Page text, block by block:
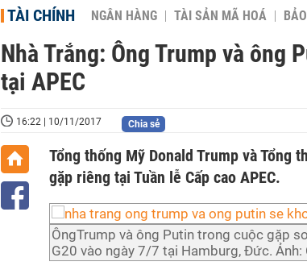
TÀI CHÍNH NGÂN HÀNG TÀI SẢN MÃ HOÁ
Nhà Trắng: Ông Trump và ông
tại APEC
16:22 | 10/11/2017 Chia sẻ
Tổng thống Mỹ Donald Trump và Tổng
gặp riêng tại Tuần lễ Cấp cao APEC.
ÔngTrump và ông Putin trong cuộc gặp
G20 vào ngày 7/7 tại Hamburg, Đức.